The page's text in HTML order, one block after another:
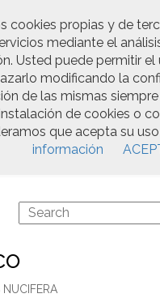
cookies propias y de
mediante el
Usted puede permitir el
modificando la
de las mismas
de cookies o
que acepta su
información